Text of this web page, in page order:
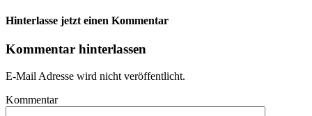
Hinterlasse jetzt einen Kommentar
Kommentar hinterlassen
E-Mail Adresse wird nicht veröffentlicht.
Kommentar